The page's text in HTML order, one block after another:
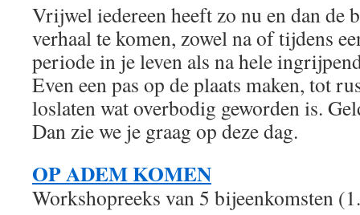
Vrijwel iedereen heeft zo nu en dan de
verhaal te komen, zowel na of tijdens
periode in je leven als na hele
Even een pas op de plaats maken, tot
loslaten wat overbodig geworden is.
Dan zie we je graag op deze dag.
OP ADEM KOMEN
Workshopreeks van 5 bijeenkomsten